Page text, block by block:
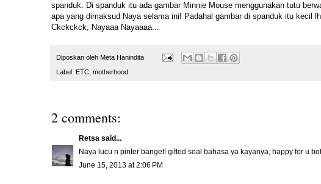
spanduk. Di spanduk itu ada gambar Minnie Mouse menggunakan tutu
apa yang dimaksud Naya selama ini! Padahal gambar di spanduk itu kecil
Ckckckck, Nayaaa Nayaaaa...
Diposkan oleh Meta Hanindita
Label: ETC motherhood
2 comments:
Retsa said...
Naya lucu n pinter banget! gifted soal bahasa ya kayanya, happy for u
June 15, 2013 at 2:06 PM